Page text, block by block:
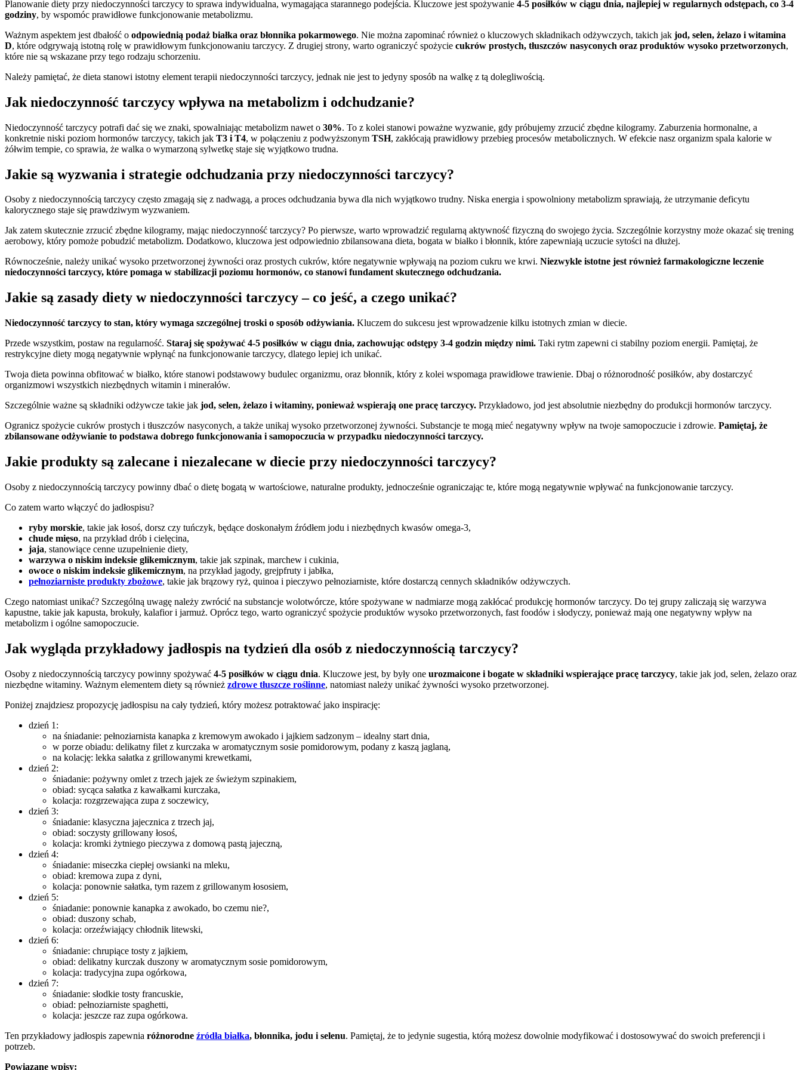
Planowanie diety przy niedoczynności tarczycy to sprawa indywidualna, wymagająca starannego podejścia. Kluczowe jest spożywanie 4-5 posiłków w ciągu dnia, najlepiej w regularnych odstępach, co 3-4
godziny, by wspomóc prawidłowe funkcjonowanie metabolizmu.
Ważnym aspektem jest dbałość o odpowiednią podaż białka oraz błonnika pokarmowego. Nie można zapominać również o kluczowych składnikach odżywczych, takich jak jod, selen, żelazo i witamina
D, które odgrywają istotną rolę w prawidłowym funkcjonowaniu tarczycy. Z drugiej strony, warto ograniczyć spożycie cukrów prostych, tłuszczów nasyconych oraz produktów wysoko przetworzonych,
które nie są wskazane przy tego rodzaju schorzeniu.
Należy pamiętać, że dieta stanowi istotny element terapii niedoczynności tarczycy, jednak nie jest to jedyny sposób na walkę z tą dolegliwością.
Jak niedoczynność tarczycy wpływa na metabolizm i odchudzanie?
Niedoczynność tarczycy potrafi dać się we znaki, spowalniając metabolizm nawet o 30%. To z kolei stanowi poważne wyzwanie, gdy próbujemy zrzucić zbędne kilogramy. Zaburzenia hormonalne, a
konkretnie niski poziom hormonów tarczycy, takich jak T3 i T4, w połączeniu z podwyższonym TSH, zakłócają prawidłowy przebieg procesów metabolicznych. W efekcie nasz organizm spala kalorie w
żółwim tempie, co sprawia, że walka o wymarzoną sylwetkę staje się wyjątkowo trudna.
Jakie są wyzwania i strategie odchudzania przy niedoczynności tarczycy?
Osoby z niedoczynnością tarczycy często zmagają się z nadwagą, a proces odchudzania bywa dla nich wyjątkowo trudny. Niska energia i spowolniony metabolizm sprawiają, że utrzymanie deficytu
kalorycznego staje się prawdziwym wyzwaniem.
Jak zatem skutecznie zrzucić zbędne kilogramy, mając niedoczynność tarczycy? Po pierwsze, warto wprowadzić regularną aktywność fizyczną do swojego życia. Szczególnie korzystny może okazać się trening
aerobowy, który pomoże pobudzić metabolizm. Dodatkowo, kluczowa jest odpowiednio zbilansowana dieta, bogata w białko i błonnik, które zapewniają uczucie sytości na dłużej.
Równocześnie, należy unikać wysoko przetworzonej żywności oraz prostych cukrów, które negatywnie wpływają na poziom cukru we krwi. Niezwykle istotne jest również farmakologiczne leczenie
niedoczynności tarczycy, które pomaga w stabilizacji poziomu hormonów, co stanowi fundament skutecznego odchudzania.
Jakie są zasady diety w niedoczynności tarczycy – co jeść, a czego unikać?
Niedoczynność tarczycy to stan, który wymaga szczególnej troski o sposób odżywiania. Kluczem do sukcesu jest wprowadzenie kilku istotnych zmian w diecie.
Przede wszystkim, postaw na regularność. Staraj się spożywać 4-5 posiłków w ciągu dnia, zachowując odstępy 3-4 godzin między nimi. Taki rytm zapewni ci stabilny poziom energii. Pamiętaj, że
restrykcyjne diety mogą negatywnie wpłynąć na funkcjonowanie tarczycy, dlatego lepiej ich unikać.
Twoja dieta powinna obfitować w białko, które stanowi podstawowy budulec organizmu, oraz błonnik, który z kolei wspomaga prawidłowe trawienie. Dbaj o różnorodność posiłków, aby dostarczyć
organizmowi wszystkich niezbędnych witamin i minerałów.
Szczególnie ważne są składniki odżywcze takie jak jod, selen, żelazo i witaminy, ponieważ wspierają one pracę tarczycy. Przykładowo, jod jest absolutnie niezbędny do produkcji hormonów tarczycy.
Ogranicz spożycie cukrów prostych i tłuszczów nasyconych, a także unikaj wysoko przetworzonej żywności. Substancje te mogą mieć negatywny wpływ na twoje samopoczucie i zdrowie. Pamiętaj, że
zbilansowane odżywianie to podstawa dobrego funkcjonowania i samopoczucia w przypadku niedoczynności tarczycy.
Jakie produkty są zalecane i niezalecane w diecie przy niedoczynności tarczycy?
Osoby z niedoczynnością tarczycy powinny dbać o dietę bogatą w wartościowe, naturalne produkty, jednocześnie ograniczając te, które mogą negatywnie wpływać na funkcjonowanie tarczycy.
Co zatem warto włączyć do jadłospisu?
ryby morskie, takie jak łosoś, dorsz czy tuńczyk, będące doskonałym źródłem jodu i niezbędnych kwasów omega-3,
chude mięso, na przykład drób i cielęcina,
jaja, stanowiące cenne uzupełnienie diety,
warzywa o niskim indeksie glikemicznym, takie jak szpinak, marchew i cukinia,
owoce o niskim indeksie glikemicznym, na przykład jagody, grejpfruty i jabłka,
pełnoziarniste produkty zbożowe, takie jak brązowy ryż, quinoa i pieczywo pełnoziarniste, które dostarczą cennych składników odżywczych.
Czego natomiast unikać? Szczególną uwagę należy zwrócić na substancje wolotwórcze, które spożywane w nadmiarze mogą zakłócać produkcję hormonów tarczycy. Do tej grupy zaliczają się warzywa
kapustne, takie jak kapusta, brokuły, kalafior i jarmuż. Oprócz tego, warto ograniczyć spożycie produktów wysoko przetworzonych, fast foodów i słodyczy, ponieważ mają one negatywny wpływ na
metabolizm i ogólne samopoczucie.
Jak wygląda przykładowy jadłospis na tydzień dla osób z niedoczynnością tarczycy?
Osoby z niedoczynnością tarczycy powinny spożywać 4-5 posiłków w ciągu dnia. Kluczowe jest, by były one urozmaicone i bogate w składniki wspierające pracę tarczycy, takie jak jod, selen, żelazo oraz
niezbędne witaminy. Ważnym elementem diety są również zdrowe tłuszcze roślinne, natomiast należy unikać żywności wysoko przetworzonej.
Poniżej znajdziesz propozycję jadłospisu na cały tydzień, który możesz potraktować jako inspirację:
dzień 1:
na śniadanie: pełnoziarnista kanapka z kremowym awokado i jajkiem sadzonym – idealny start dnia,
w porze obiadu: delikatny filet z kurczaka w aromatycznym sosie pomidorowym, podany z kaszą jaglaną,
na kolację: lekka sałatka z grillowanymi krewetkami,
dzień 2:
śniadanie: pożywny omlet z trzech jajek ze świeżym szpinakiem,
obiad: sycąca sałatka z kawałkami kurczaka,
kolacja: rozgrzewająca zupa z soczewicy,
dzień 3:
śniadanie: klasyczna jajecznica z trzech jaj,
obiad: soczysty grillowany łosoś,
kolacja: kromki żytniego pieczywa z domową pastą jajeczną,
dzień 4:
śniadanie: miseczka ciepłej owsianki na mleku,
obiad: kremowa zupa z dyni,
kolacja: ponownie sałatka, tym razem z grillowanym łososiem,
dzień 5:
śniadanie: ponownie kanapka z awokado, bo czemu nie?,
obiad: duszony schab,
kolacja: orzeźwiający chłodnik litewski,
dzień 6:
śniadanie: chrupiące tosty z jajkiem,
obiad: delikatny kurczak duszony w aromatycznym sosie pomidorowym,
kolacja: tradycyjna zupa ogórkowa,
dzień 7:
śniadanie: słodkie tosty francuskie,
obiad: pełnoziarniste spaghetti,
kolacja: jeszcze raz zupa ogórkowa.
Ten przykładowy jadłospis zapewnia różnorodne źródła białka, błonnika, jodu i selenu. Pamiętaj, że to jedynie sugestia, którą możesz dowolnie modyfikować i dostosowywać do swoich preferencji i
potrzeb.
Powiązane wpisy: